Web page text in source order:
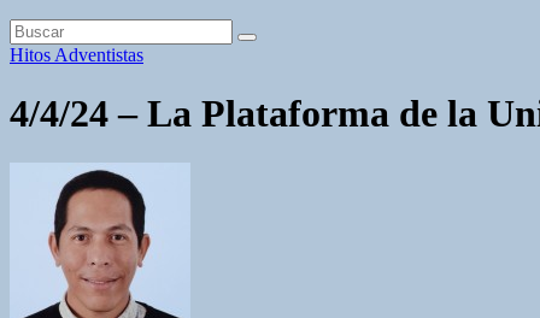
Hitos Adventistas
4/4/24 – La Plataforma de la